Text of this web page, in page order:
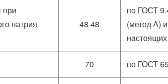
при
натрия
48 48
по ГОСТ
(метод А)
70 по ГОСТ